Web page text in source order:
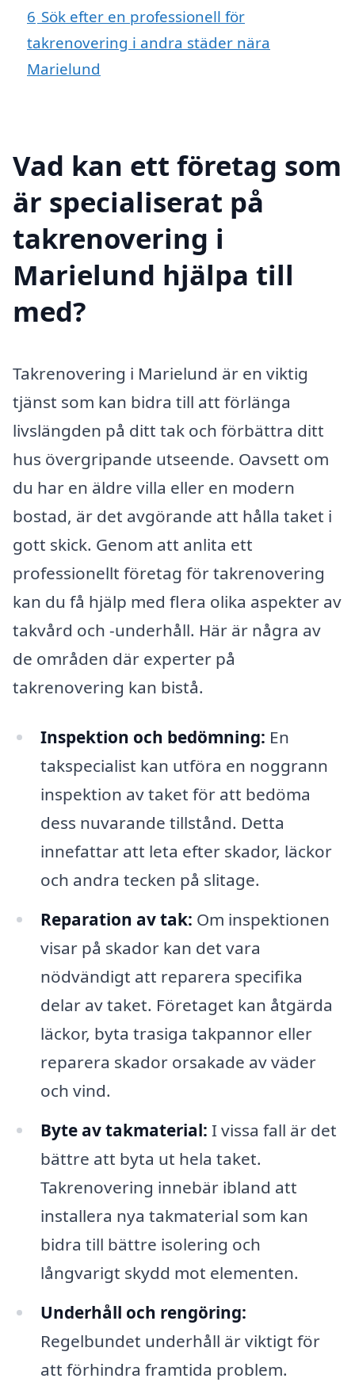
6 Sök efter en professionell för
takrenovering i andra städer nära
Marielund
Vad kan ett företag som
är specialiserat på
takrenovering i
Marielund hjälpa till
med?
Takrenovering i Marielund är en viktig
tjänst som kan bidra till att förlänga
livslängden på ditt tak och förbättra ditt
hus övergripande utseende. Oavsett om
du har en äldre villa eller en modern
bostad, är det avgörande att hålla taket i
gott skick. Genom att anlita ett
professionellt företag för takrenovering
kan du få hjälp med flera olika aspekter av
takvård och -underhåll. Här är några av
de områden där experter på
takrenovering kan bistå.
Inspektion och bedömning: En
takspecialist kan utföra en noggrann
inspektion av taket för att bedöma
dess nuvarande tillstånd. Detta
innefattar att leta efter skador, läckor
och andra tecken på slitage.
Reparation av tak: Om inspektionen
visar på skador kan det vara
nödvändigt att reparera specifika
delar av taket. Företaget kan åtgärda
läckor, byta trasiga takpannor eller
reparera skador orsakade av väder
och vind.
Byte av takmaterial: I vissa fall är det
bättre att byta ut hela taket.
Takrenovering innebär ibland att
installera nya takmaterial som kan
bidra till bättre isolering och
långvarigt skydd mot elementen.
Underhåll och rengöring:
Regelbundet underhåll är viktigt för
att förhindra framtida problem.